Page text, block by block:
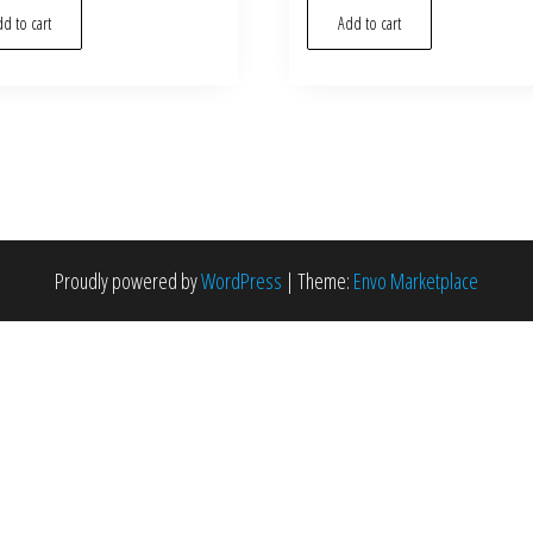
to cart Add to cart
Proudly powered byWordPress | Theme: Envo Marketplace